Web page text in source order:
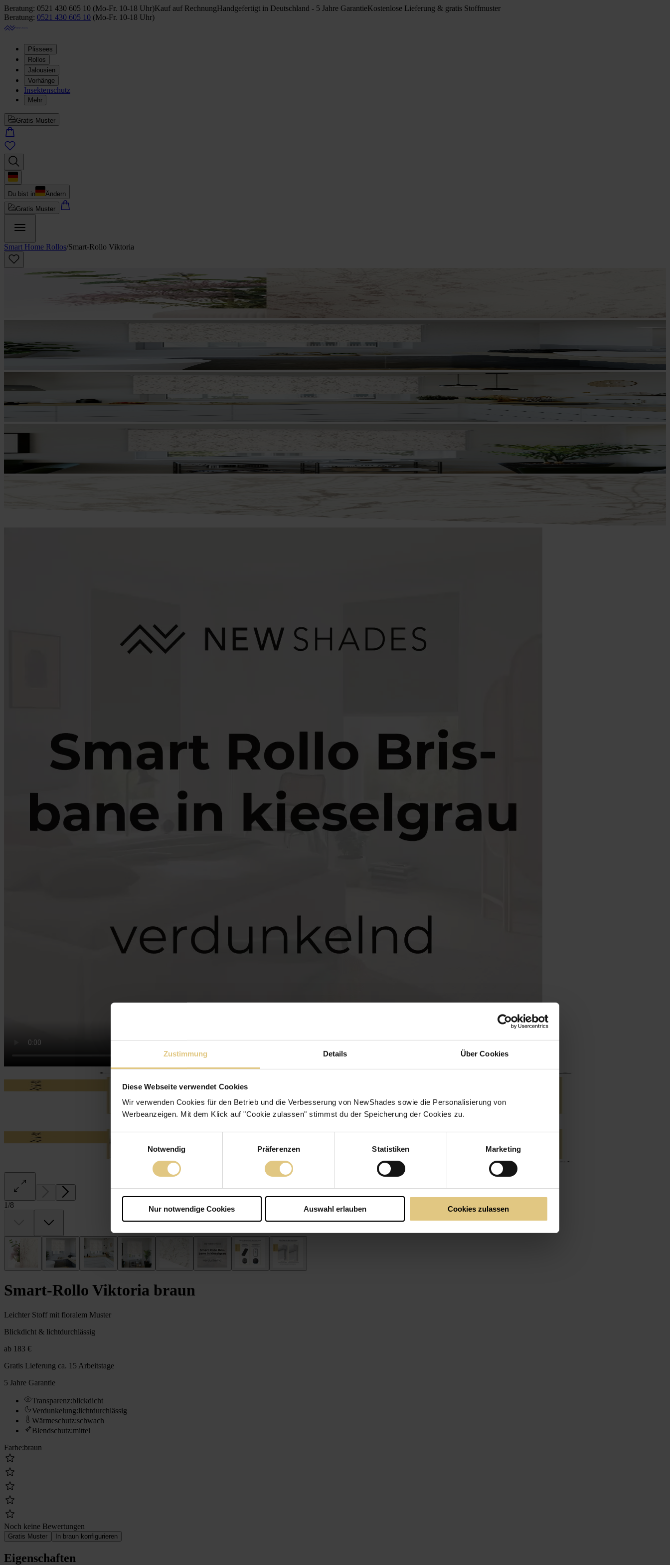
Zustimmung Details Über Cookies
Diese Webseite verwendet Cookies
Wir verwenden Cookies für den Betrieb und die Verbesserung von NewShades sowie die Personalisierung von
Werbeanzeigen. Mit dem Klick auf "Cookie zulassen" stimmst du der Speicherung der Cookies zu.
Notwendig
Präferenzen Statistiken Marketing
Nur notwendige Cookies Auswahl erlauben Cookies zulassen
Beratung: 0521 430 605 10 (Mo-Fr. 10-18 Uhr)Kauf auf RechnungHandgefertigt in Deutschland - 5 Jahre GarantieKostenlose Lieferung & gratis Stoffmuster
Beratung: 0521 430 605 10 (Mo-Fr. 10-18 Uhr)
Plissees
Rollos
Jalousien
Vorhänge
Insektenschutz
Mehr
Gratis Muster
Du bist in
Ändern
Gratis Muster
Smart Home Rollos/Smart-Rollo Viktoria
1/8
Smart-Rollo Viktoria braun
Leichter Stoff mit floralem Muster
Blickdicht & lichtdurchlässig
ab 183 €
Gratis Lieferung ca. 15 Arbeitstage
5 Jahre Garantie
Transparenz:blickdicht
Verdunkelung:lichtdurchlässig
Wärmeschutz:schwach
Blendschutz:mittel
Farbe:braun
Noch keine Bewertungen
Gratis Muster In braun konfigurieren
Eigenschaften